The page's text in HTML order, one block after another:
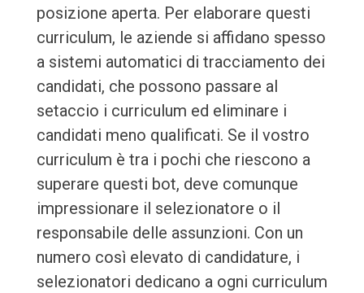
posizione aperta. Per elaborare questi
curriculum, le aziende si affidano spesso
a sistemi automatici di tracciamento dei
candidati, che possono passare al
setaccio i curriculum ed eliminare i
candidati meno qualificati. Se il vostro
curriculum è tra i pochi che riescono a
superare questi bot, deve comunque
impressionare il selezionatore o il
responsabile delle assunzioni. Con un
numero così elevato di candidature, i
selezionatori dedicano a ogni curriculum